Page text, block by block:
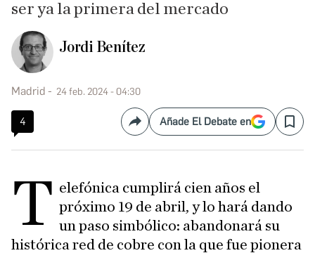
ser ya la primera del mercado
Jordi Benítez
Madrid 24 feb. 2024 - 04:30
4 CompartirAñade El Debate en Save
T elefónica cumplirá cien años el
próximo 19 de abril, y lo hará dando
un paso simbólico: abandonará su
histórica red de cobre con la que fue pionera